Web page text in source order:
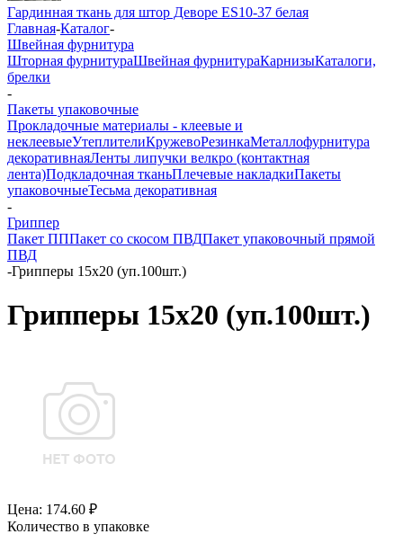
Гардинная ткань для штор Деворе ES10-37 белая
Главная-Каталог-
Швейная фурнитура
Шторная фурнитураШвейная фурнитураКарнизыКаталоги,
брелки
-
Пакеты упаковочные
Прокладочные материалы - клеевые и
неклеевыеУтеплителиКружевоРезинкаМеталлофурнитура
декоративнаяЛенты липучки велкро (контактная
лента)Подкладочная тканьПлечевые накладкиПакеты
упаковочныеТесьма декоративная
-
Гриппер
Пакет ПППакет со скосом ПВДПакет упаковочный прямой
ПВД
-Грипперы 15х20 (уп.100шт.)
Грипперы 15х20 (уп.100шт.)
Цена: 174.60 ₽
Количество в упаковке